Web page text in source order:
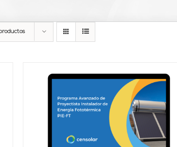
AÑADIR AL CARRITO / DETALLES